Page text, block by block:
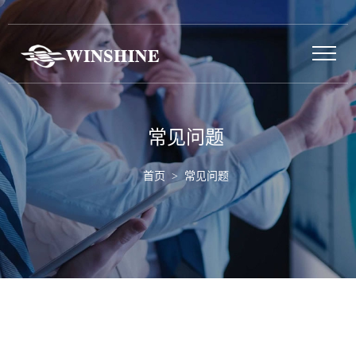
常见问题
首页 > 常见问题